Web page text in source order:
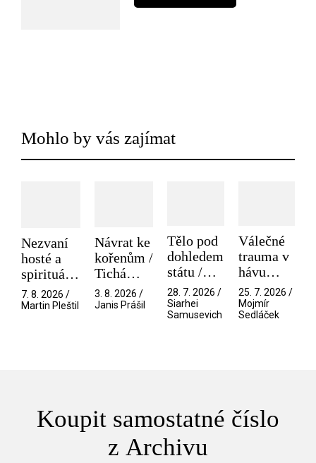
Mohlo by vás zajímat
Nezvaní
hosté a
spirituální
narušitelé
z vesmíru
7. 8. 2026 /
Martin Pleštil
Návrat ke
kořenům /
Tichá
přítelkyně
3. 8. 2026 /
Janis Prášil
Tělo pod
dohledem
státu /
Pramen
28. 7. 2026 /
Siarhei
Samusevich
Válečné
trauma v
hávu
spektáklu
/ Odyssea
25. 7. 2026 /
Mojmír
Sedláček
Koupit samostatné číslo
z Archivu